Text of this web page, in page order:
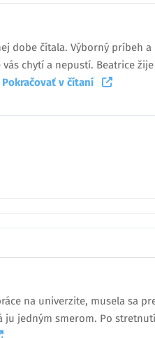
dobe čítala. Výborný príbeh a
chytí a nepustí. Beatrice
Pokračovať v čítaní
na univerzite, musela sa
ju jedným smerom. Po